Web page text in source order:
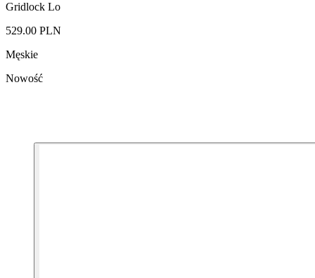
Gridlock Lo
529.00 PLN
Męskie
Nowość